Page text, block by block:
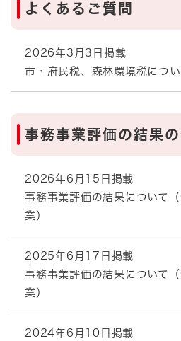
よくあるご質問
2026年3月3日掲載
市・府民税、森林環境税につ
事務事業評価の結果
2026年6月15日掲載
事務事業評価の結果について
業）
2025年6月17日掲載
事務事業評価の結果について
業）
2024年6月10日掲載